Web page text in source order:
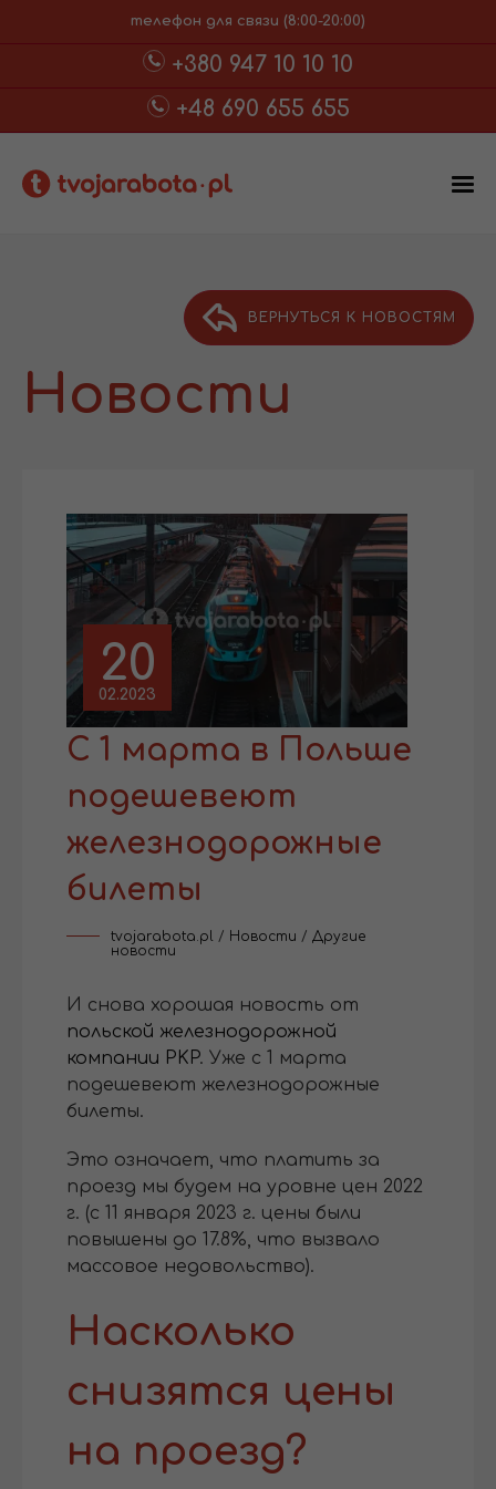
телефон для связи (8:00-20:00)
+380 947 10 10 10
+48 690 655 655
ВЕРНУТЬСЯ К НОВОСТЯМ
Новости
20
02.2023
С 1 марта в Польше
подешевеют
железнодорожные
билеты
tvojarabota.pl / Новости / Другие
новости
И снова хорошая новость от
польской железнодорожной
компании PKP. Уже с 1 марта
подешевеют железнодорожные
билеты.
Это означает, что платить за
проезд мы будем на уровне цен 2022
г. (с 11 января 2023 г. цены были
повышены до 17.8%, что вызвало
массовое недовольство).
Насколько
снизятся цены
на проезд?